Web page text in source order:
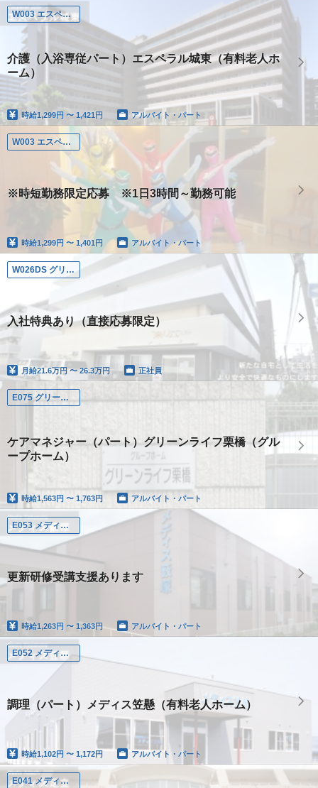
W003 エスペラル城東
介護（入浴専従パート）エスペラル城東（有料老人ホ
ーム）
時給1,299円 〜 1,421円 アルバイト・パート
W003 エスペラル城東
※時短勤務限定応募 ※1日3時間～勤務可能
時給1,299円 〜 1,401円 アルバイト・パート
W026DS グリーンライフ東大阪デイサービスセンター
入社特典あり（直接応募限定）
月給21.6万円 〜 26.3万円 正社員
E075 グリーンライフ栗橋
ケアマネジャー（パート）グリーンライフ栗橋（グル
ープホーム）
時給1,563円 〜 1,763円 アルバイト・パート
E053 メディス薮塚
更新研修受講支援あります
時給1,263円 〜 1,363円 アルバイト・パート
E052 メディス笠懸
調理（パート）メディス笠懸（有料老人ホーム）
時給1,102円 〜 1,172円 アルバイト・パート
E041 メディス足立